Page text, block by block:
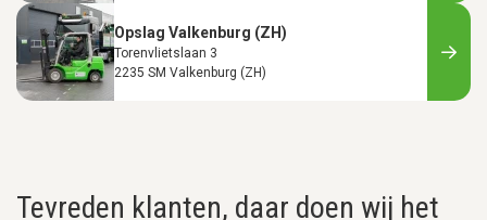
Opslag Valkenburg (ZH)
Torenvlietslaan 3
2235 SM Valkenburg (ZH)
Tevreden klanten, daar doen wij het